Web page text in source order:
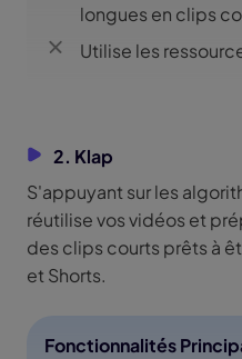
longues en clips
Utilise les
2. Klap
S'appuyant sur les
réutilise vos vidéos et
des clips courts prêts à
et Shorts.
Fonctionnalités